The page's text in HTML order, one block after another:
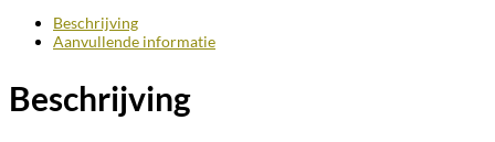
Beschrijving
Aanvullende informatie
Beschrijving